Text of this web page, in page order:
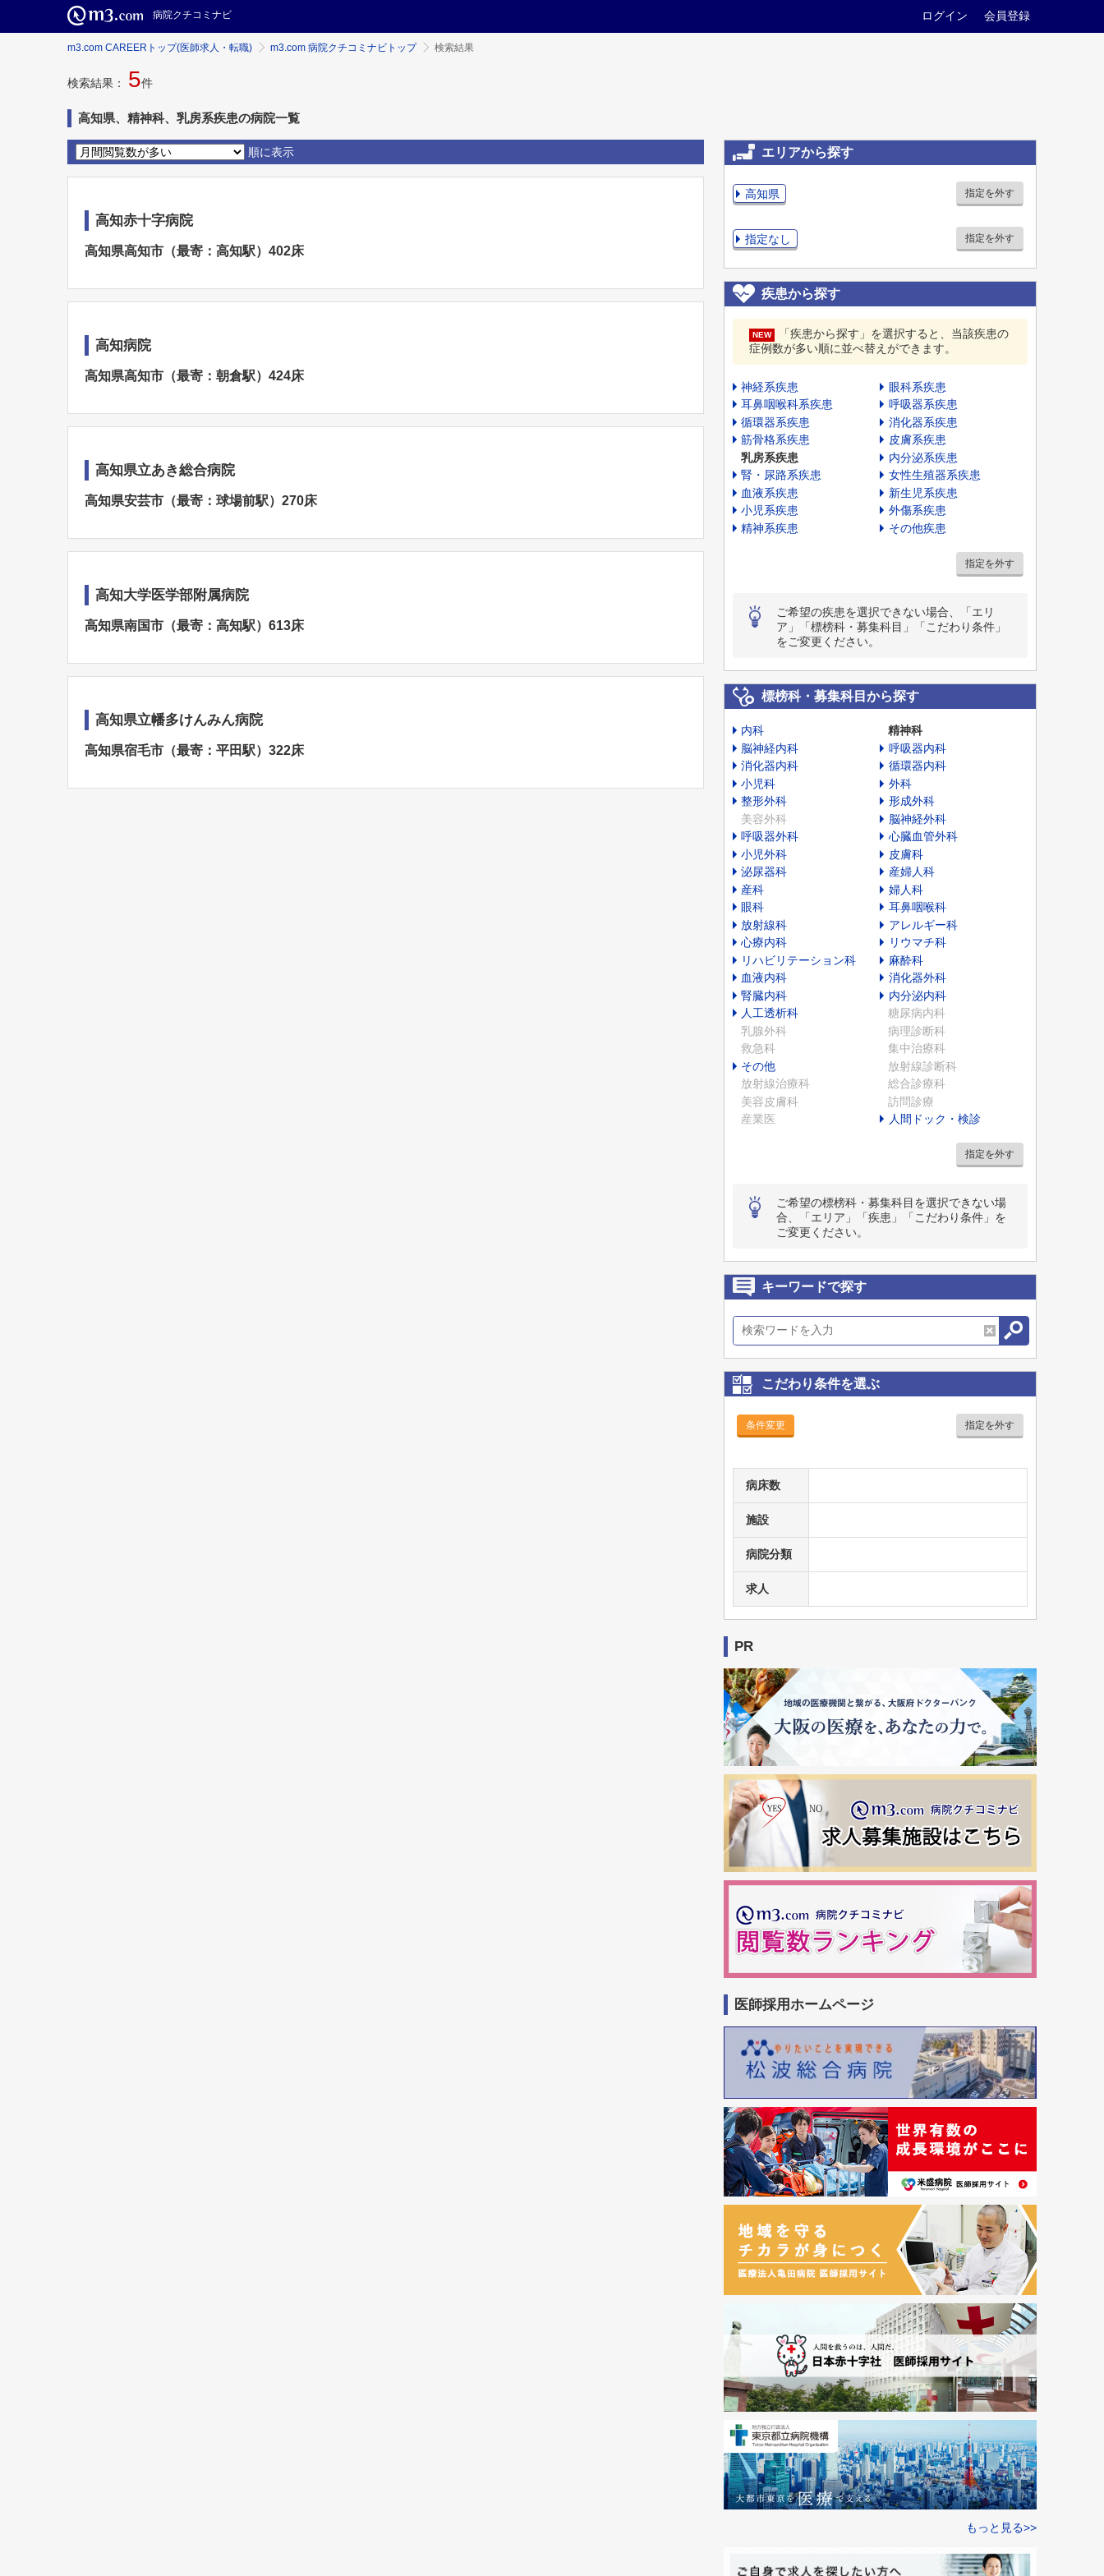
病院クチコミナビ ログイン 会員登録
m3.com CAREERトップ(医師求人・転職) m3.com 病院クチコミナビトップ 検索結果
検索結果： 5件
高知県、精神科、乳房系疾患の病院一覧
順に表示
高知赤十字病院
高知県高知市（最寄：高知駅）402床
高知病院
高知県高知市（最寄：朝倉駅）424床
高知県立あき総合病院
高知県安芸市（最寄：球場前駅）270床
高知大学医学部附属病院
高知県南国市（最寄：高知駅）613床
高知県立幡多けんみん病院
高知県宿毛市（最寄：平田駅）322床
エリアから探す
高知県 指定を外す
指定なし 指定を外す
疾患から探す
NEW
「疾患から探す」を選択すると、当該疾患の
症例数が多い順に並べ替えができます。
神経系疾患
眼科系疾患
耳鼻咽喉科系疾患
呼吸器系疾患
循環器系疾患
消化器系疾患
筋骨格系疾患
皮膚系疾患
乳房系疾患
内分泌系疾患
腎・尿路系疾患
女性生殖器系疾患
血液系疾患
新生児系疾患
小児系疾患
外傷系疾患
精神系疾患
その他疾患
指定を外す
ご希望の疾患を選択できない場合、「エリ
ア」「標榜科・募集科目」「こだわり条件」
をご変更ください。
標榜科・募集科目から探す
内科
精神科
脳神経内科
呼吸器内科
消化器内科
循環器内科
小児科
外科
整形外科
形成外科
美容外科
脳神経外科
呼吸器外科
心臓血管外科
小児外科
皮膚科
泌尿器科
産婦人科
産科
婦人科
眼科
耳鼻咽喉科
放射線科
アレルギー科
心療内科
リウマチ科
リハビリテーション科
麻酔科
血液内科
消化器外科
腎臓内科
内分泌内科
人工透析科
糖尿病内科
乳腺外科
病理診断科
救急科
集中治療科
その他
放射線診断科
放射線治療科
総合診療科
美容皮膚科
訪問診療
産業医
人間ドック・検診
指定を外す
ご希望の標榜科・募集科目を選択できない場
合、「エリア」「疾患」「こだわり条件」を
ご変更ください。
キーワードで探す
こだわり条件を選ぶ
条件変更 指定を外す
病床数
施設
病院分類
求人
PR
医師採用ホームページ
もっと見る>>